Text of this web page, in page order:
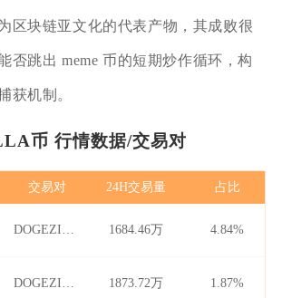
区块链亚文化的代表产物，其成败很
否跳出 meme 币的短期炒作循环，构
获机制。
币 行情数据/交易对
交易对 24H交易量 占比
1684.46万 4.84%
1873.72万 1.87%